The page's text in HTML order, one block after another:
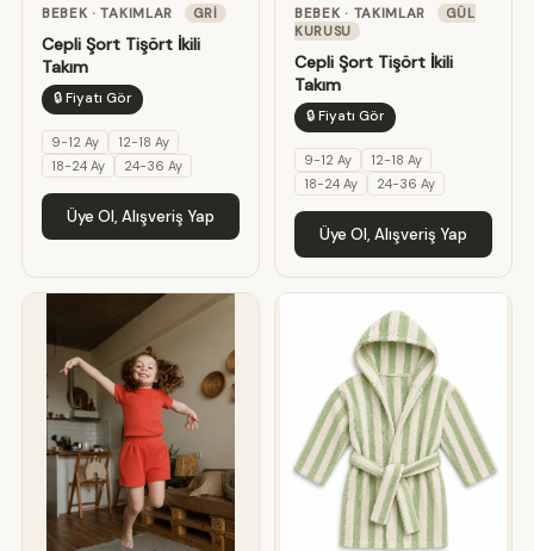
BEBEK · TAKIMLAR GRI
Cepli Şort Tişört İkili
Takım
🔒 Fiyatı Gör
9-12 Ay
12-18 Ay
18-24 Ay
24-36 Ay
Üye Ol, Alışveriş Yap
BEBEK · TAKIMLAR
GÜL
KURUSU
Cepli Şort Tişört İkili
Takım
🔒 Fiyatı Gör
9-12 Ay
12-18 Ay
18-24 Ay
24-36 Ay
Üye Ol, Alışveriş Yap